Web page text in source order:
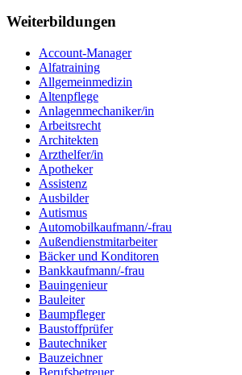
Weiterbildungen
Account-Manager
Alfatraining
Allgemeinmedizin
Altenpflege
Anlagenmechaniker/in
Arbeitsrecht
Architekten
Arzthelfer/in
Apotheker
Assistenz
Ausbilder
Autismus
Automobilkaufmann/-frau
Außendienstmitarbeiter
Bäcker und Konditoren
Bankkaufmann/-frau
Bauingenieur
Bauleiter
Baumpfleger
Baustoffprüfer
Bautechniker
Bauzeichner